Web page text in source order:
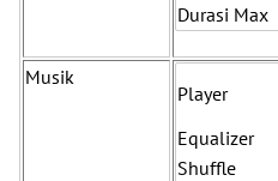
Durasi Max
Musik
Player
Equalizer
Shuffle